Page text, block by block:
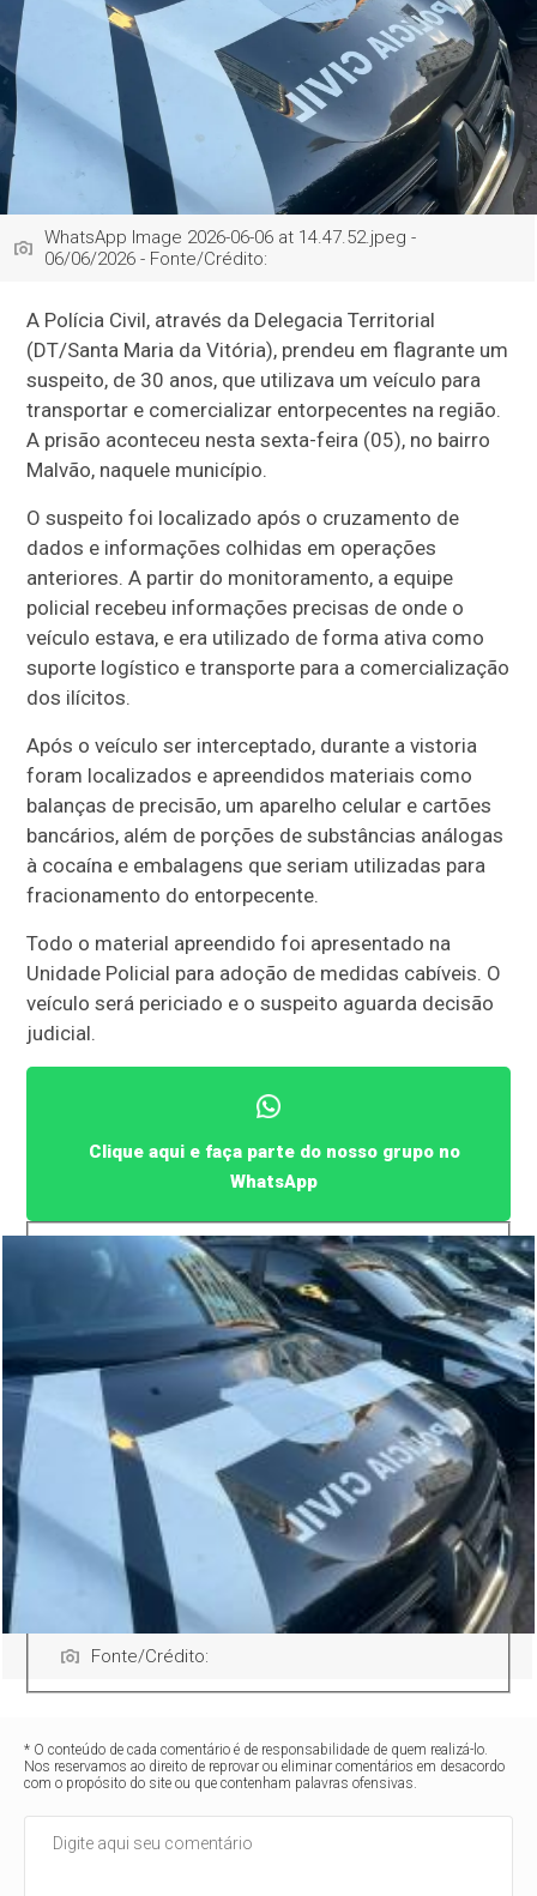
WhatsApp Image 2026-06-06 at 14.47.52.jpeg -
06/06/2026 - Fonte/Crédito:
A Polícia Civil, através da Delegacia Territorial
(DT/Santa Maria da Vitória), prendeu em flagrante um
suspeito, de 30 anos, que utilizava um veículo para
transportar e comercializar entorpecentes na região.
A prisão aconteceu nesta sexta-feira (05), no bairro
Malvão, naquele município.
O suspeito foi localizado após o cruzamento de
dados e informações colhidas em operações
anteriores. A partir do monitoramento, a equipe
policial recebeu informações precisas de onde o
veículo estava, e era utilizado de forma ativa como
suporte logístico e transporte para a comercialização
dos ilícitos.
Após o veículo ser interceptado, durante a vistoria
foram localizados e apreendidos materiais como
balanças de precisão, um aparelho celular e cartões
bancários, além de porções de substâncias análogas
à cocaína e embalagens que seriam utilizadas para
fracionamento do entorpecente.
Todo o material apreendido foi apresentado na
Unidade Policial para adoção de medidas cabíveis. O
veículo será periciado e o suspeito aguarda decisão
judicial.
Clique aqui e faça parte do nosso grupo no
WhatsApp
Fonte/Crédito:
* O conteúdo de cada comentário é de responsabilidade de quem realizá-lo.
Nos reservamos ao direito de reprovar ou eliminar comentários em desacordo
com o propósito do site ou que contenham palavras ofensivas.